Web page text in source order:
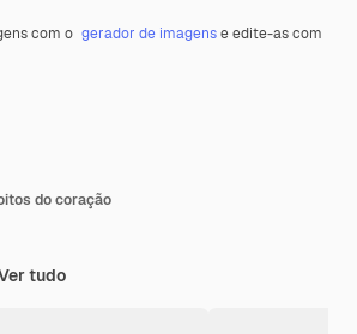
com o gerador de imagense edite-as com
do coração
tudo